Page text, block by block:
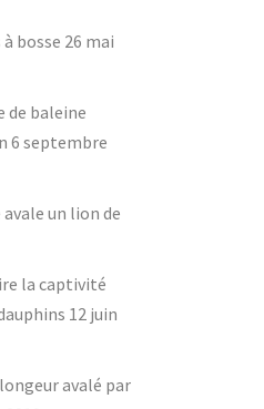
bosse 26 mai
de baleine
6 septembre
un lion de
la captivité
12 juin
avalé par